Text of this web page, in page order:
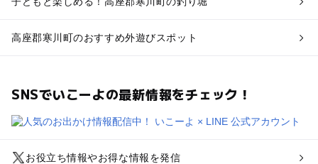
高座郡寒川町のおすすめ外遊びスポット
SNSでいこーよの最新情報をチェック！
お役立ち情報やお得な情報を発信